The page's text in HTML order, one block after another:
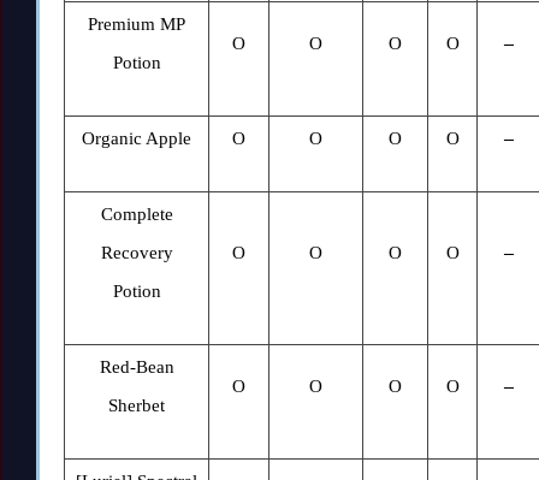
Premium MP
Potion
O O O O –
Organic Apple O O O O –
Complete
Recovery
Potion
O O O O –
Red-Bean
Sherbet
O O O O –